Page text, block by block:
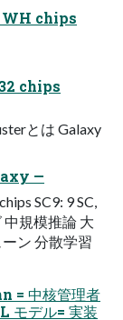
WH chips
chips
とは Galaxy
—
SC9: 9 SC,
中規模推論 ⼤
ン 分散学習
= 中核管理者
モデル= 実装